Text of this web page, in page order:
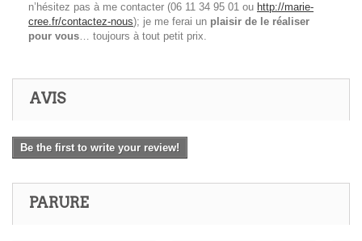
n’hésitez pas à me contacter (06 11 34 95 01 ou http://marie-
cree.fr/contactez-nous); je me ferai un plaisir de le réaliser
pour vous… toujours à tout petit prix.
AVIS
Be the first to write your review!
PARURE